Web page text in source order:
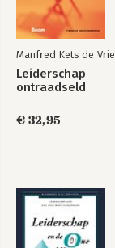
Manfred Kets de
Leiderschap
ontraadseld
€ 32,95